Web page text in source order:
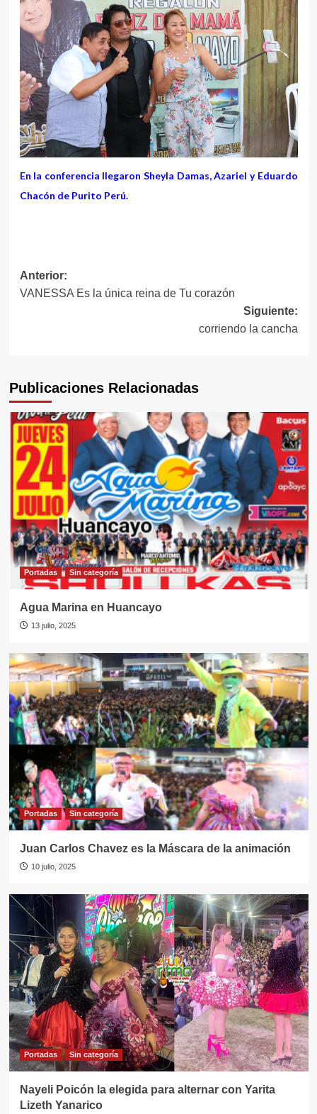
En la conferencia llegaron Sheyla Damas, Azariel y Eduardo
Chacón de Purito Perú.
Navegación
de
Anterior:
VANESSA Es la única reina de Tu corazón
Siguiente:
corriendo la cancha
Publicaciones Relacionadas
Portadas Sin categorí­a
Agua Marina en Huancayo
13 julio, 2025
Portadas Sin categorí­a
Juan Carlos Chavez es la Máscara de la animación
10 julio, 2025
Portadas Sin categorí­a
Nayeli Poicón la elegida para alternar con Yarita
Lizeth Yanarico